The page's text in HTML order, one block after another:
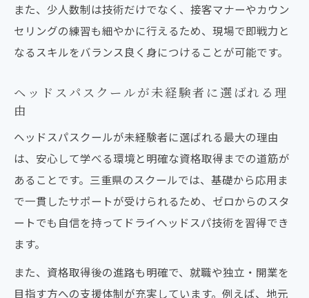
また、少人数制は技術だけでなく、接客マナーやカウン
セリングの練習も細やかに行えるため、現場で即戦力と
なるスキルをバランス良く身につけることが可能です。
ヘッドスパスクールが未経験者に選ばれる理
由
ヘッドスパスクールが未経験者に選ばれる最大の理由
は、安心して学べる環境と明確な資格取得までの道筋が
あることです。三重県のスクールでは、基礎から応用ま
で一貫したサポートが受けられるため、ゼロからのスタ
ートでも自信を持ってドライヘッドスパ技術を習得でき
ます。
また、資格取得後の進路も明確で、就職や独立・開業を
目指す方への支援体制が充実しています。例えば、地元